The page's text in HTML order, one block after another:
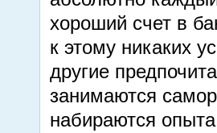
хороший счет в
к этому никаких
другие
занимаются
набираются